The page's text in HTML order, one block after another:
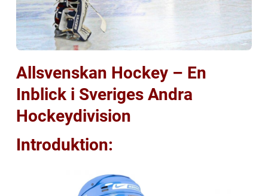
Allsvenskan Hockey – En
Inblick i Sveriges Andra
Hockeydivision
Introduktion: